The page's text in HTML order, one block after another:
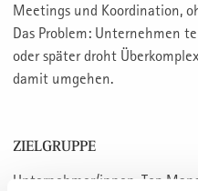
Meetings und Koordination,
Das Problem: Unternehmen
oder später droht
damit umgehen.
ZIELGRUPPE
Unternehmer/innen, Top